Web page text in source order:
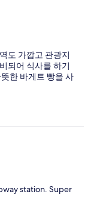
도 가깝고 관광지
되어 식사를 하기
한 바게트 빵을 사
station. Super